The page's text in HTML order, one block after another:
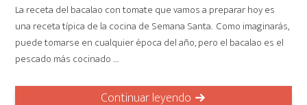
La receta del bacalao con tomate que vamos a preparar hoy es
una receta típica de la cocina de Semana Santa. Como imaginarás,
puede tomarse en cualquier época del año, pero el bacalao es el
pescado más cocinado …
Continuar leyendo